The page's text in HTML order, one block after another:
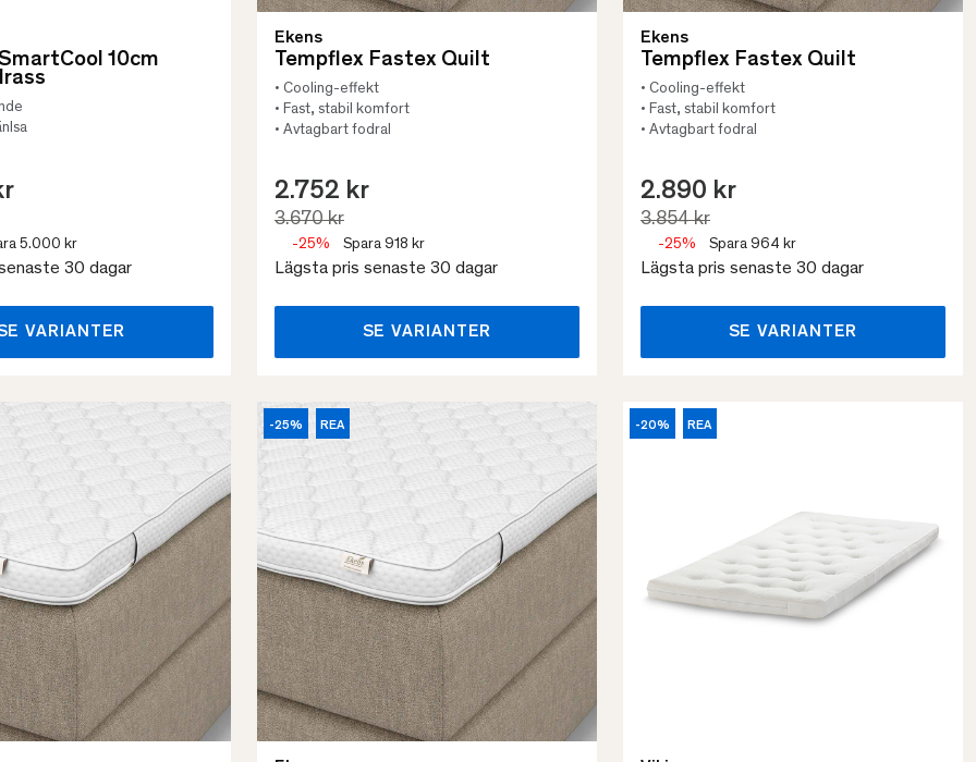
10cm
5.000 kr
30 dagar
VARIANTER
Ekens
Tempflex Fastex Quilt
• Cooling-effekt
• Fast, stabil komfort
• Avtagbart fodral
2.752 kr
3.670 kr
-25% Spara 918 kr
Lägsta pris senaste 30 dagar
SE VARIANTER
Ekens
Tempflex Fastex Quilt
• Cooling-effekt
• Fast, stabil komfort
• Avtagbart fodral
2.890 kr
3.854 kr
-25% Spara 964 kr
Lägsta pris senaste 30 dagar
SE VARIANTER
-25% REA -20% REA